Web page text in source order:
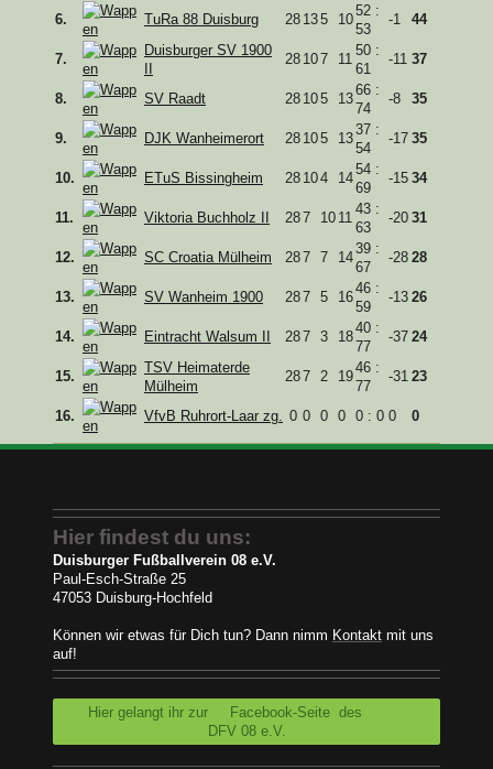
6. TuRa 88 Duisburg 28 135 10
52 :
53
-1 44
7.
Duisburger SV 1900
28 107 11
50 :
61
-11 37
8. SV Raadt 28 105 13
66 :
74
-8 35
9. DJK Wanheimerort 28 105 13
37 :
54
-17 35
10. ETuS Bissingheim 28 104 14
54 :
69
-15 34
11. Viktoria Buchholz II 287 10 11
43 :
63
-20 31
12. SC Croatia Mülheim 287 7 14
39 :
67
-28 28
13. SV Wanheim 1900 287 5 16
46 :
59
-13 26
14. Eintracht Walsum II 287 3 18
40 :
77
-37 24
15.
TSV Heimaterde
Mülheim
287 2 19
46 :
77
-31 23
16. VfvB Ruhrort-Laar zg. 0 0 0 0 0 : 0 0 0
Hier findest du uns:
Duisburger Fußballverein 08 e.V.
Paul-Esch-Straße 25
47053 Duisburg-Hochfeld
Können wir etwas für Dich tun? Dann nimm Kontakt mit uns
auf!
Hier gelangt ihr zur Facebook-Seite des
DFV 08 e.V.